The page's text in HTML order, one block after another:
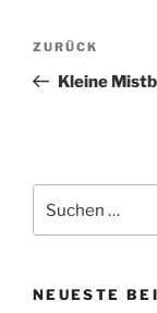
Vorheriger
Beitrag
ZURÜCK
Kleine
nach:
NEUESTE